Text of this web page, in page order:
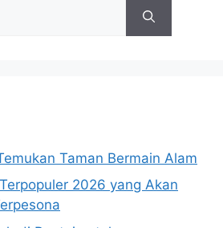
Taman Bermain Alam
2026 yang Akan